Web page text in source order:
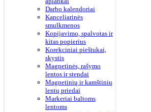
Darbo kalendoriai
Kanceliarinės
smulkmenos
Kopijavimo, spalvotas ir
kitas popierius
Korekciniai pieštukai,
skystis
Magnetinės, rašymo
lentos ir stendai
Magnetinių ir kamštinių
lentų priedai
Markeriai baltoms
lentoms